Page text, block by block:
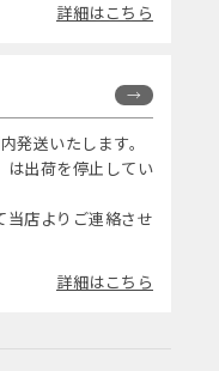
詳細はこちら
発送いたします。
出荷を停止してい
店よりご連絡させ
詳細はこちら